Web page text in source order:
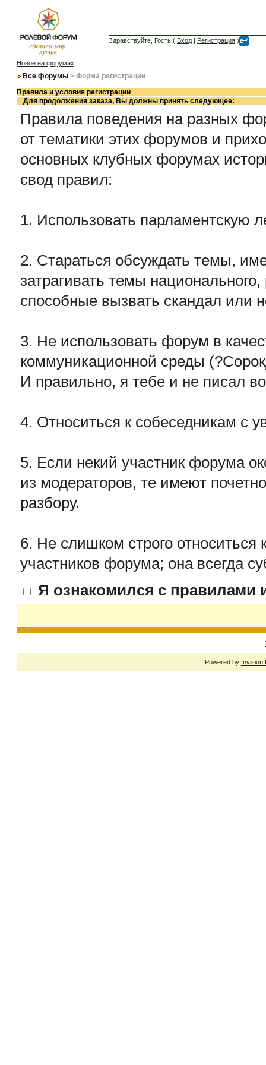
Здравствуйте, Гость ( Вход | Регистрация )
Новое на форумах
Все форумы > Форма регистрации
Правила и условия регистрации
Для продолжения заказа, Вы должны принять следующее:
Правила поведения на разных
от тематики этих форумов и
основных клубных форумах
свод правил:
1. Использовать парламентскую
2. Стараться обсуждать темы,
затрагивать темы
способные вызвать скандал или
3. Не использовать форум в
коммуникационной среды
И правильно, я тебе и не писал
4. Относиться к собеседникам с
5. Если некий участник форума
из модераторов, те имеют
разбору.
6. Не слишком строго относиться
участников форума; она всегда
Я ознакомился с правилами
Powered by Invision